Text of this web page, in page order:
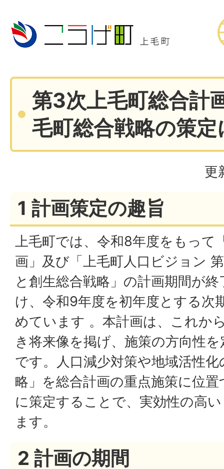
第3次上毛町総合計
毛町総合戦略の策
更
1 計画策定の趣旨
上毛町では、令和8年度をもって
画」及び「上毛町人口ビジョン
と創生総合戦略」の計画期間が
け、令和9年度を初年度とする次
めています 。本計画は、これか
き将来像を掲げ、施策の方向性
です。人口減少対策や地域活性
略」を総合計画の重点施策に位
に策定することで、実効性の高
ます。
2 計画の期間